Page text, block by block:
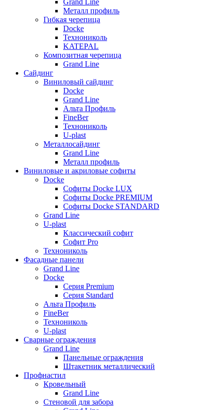
Grand Line
Металл профиль
Гибкая черепица
Docke
Технониколь
KATEPAL
Композитная черепица
Grand Line
Сайдинг
Виниловый сайдинг
Docke
Grand Line
Альта Профиль
FineBer
Технониколь
U-plast
Металлосайдинг
Grand Line
Металл профиль
Виниловые и акриловые софиты
Docke
Софиты Docke LUX
Софиты Docke PREMIUM
Софиты Docke STANDARD
Grand Line
U-plast
Классический софит
Софит Pro
Технониколь
Фасадные панели
Grand Line
Docke
Серия Premium
Серия Standard
Альта Профиль
FineBer
Технониколь
U-plast
Сварные ограждения
Grand Line
Панельные ограждения
Штакетник металлический
Профнастил
Кровельный
Grand Line
Стеновой для забора